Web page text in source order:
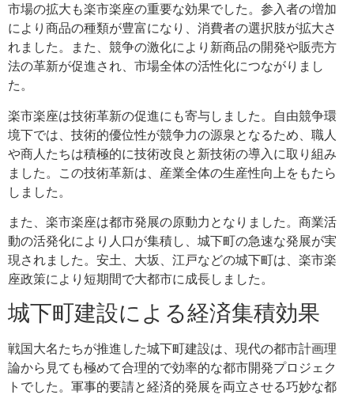
市場の拡大も楽市楽座の重要な効果でした。参入者の増加
により商品の種類が豊富になり、消費者の選択肢が拡大さ
れました。また、競争の激化により新商品の開発や販売方
法の革新が促進され、市場全体の活性化につながりまし
た。
楽市楽座は技術革新の促進にも寄与しました。自由競争環
境下では、技術的優位性が競争力の源泉となるため、職人
や商人たちは積極的に技術改良と新技術の導入に取り組み
ました。この技術革新は、産業全体の生産性向上をもたら
しました。
また、楽市楽座は都市発展の原動力となりました。商業活
動の活発化により人口が集積し、城下町の急速な発展が実
現されました。安土、大坂、江戸などの城下町は、楽市楽
座政策により短期間で大都市に成長しました。
城下町建設による経済集積効果
戦国大名たちが推進した城下町建設は、現代の都市計画理
論から見ても極めて合理的で効率的な都市開発プロジェク
トでした。軍事的要請と経済的発展を両立させる巧妙な都